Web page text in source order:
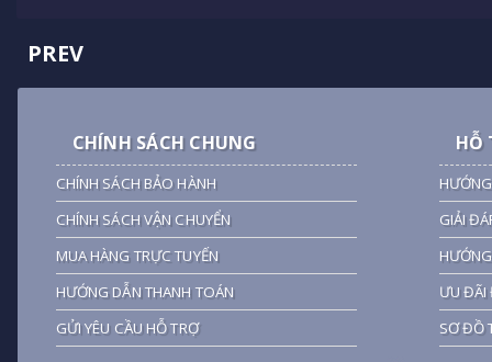
PREV
CHÍNH SÁCH CHUNG
CHÍNH SÁCH BẢO HÀNH
CHÍNH SÁCH VẬN CHUYỂN
MUA HÀNG TRỰC TUYẾN
HƯỚNG DẪN THANH TOÁN
GỬI YÊU CẦU HỖ TRỢ
HỖ
GIẢI
ƯU ĐÃI
SƠ ĐỒ